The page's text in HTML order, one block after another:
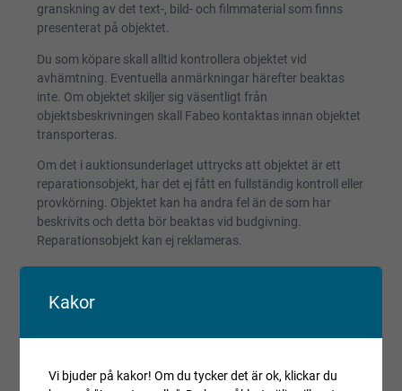
granskning av det text-, bild- och filmmaterial som finns
presenterat på objektet.
Du som köpare skall alltid kontrollera objektet vid
avhämtning. Eventuella anmärkningar härefter beaktas
inte. Om objektet skiljer sig väsentligt från
objektsbeskrivningen skall Fabeo kontaktas innan objektet
transporteras.
Om det i auktionsunderlaget uttrycks att objektet är ett
reparationsobjekt, har det ej fått en fullständig kontroll eller
provkörning. Objektet kan ha andra fel än de som har
beskrivits och detta bör beaktas vid budgivning.
Reparationsobjekt kan ej reklameras.
Kopiera länk till den här auktionen
Kakor
Vi bjuder på kakor! Om du tycker det är ok, klickar du